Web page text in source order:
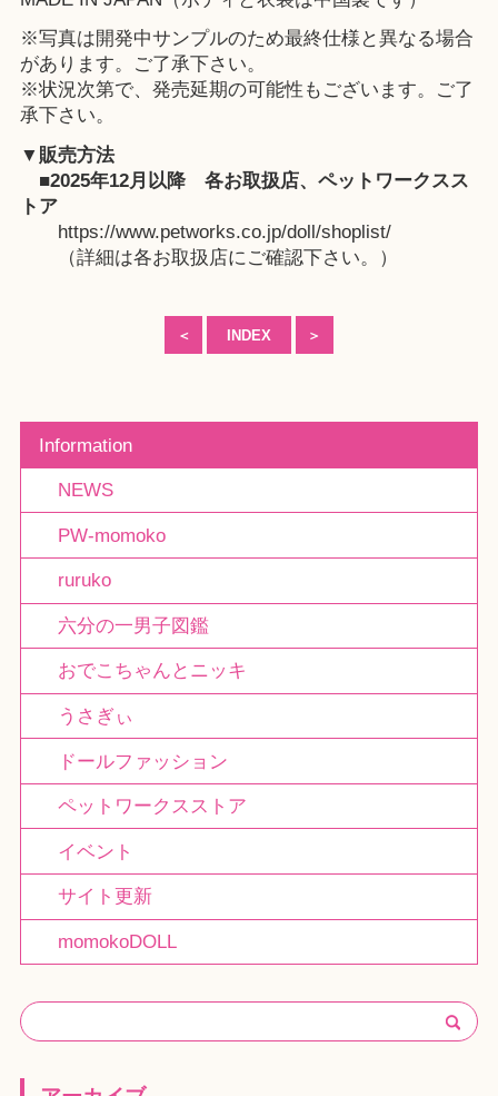
※写真は開発中サンプルのため最終仕様と異なる場合
があります。ご了承下さい。
※状況次第で、発売延期の可能性もございます。ご了
承下さい。
▼販売方法
■2025年12月以降 各お取扱店、 ペットワークスス
トア
https://www.petworks.co.jp/doll/shoplist/
（詳細は各お取扱店にご確認下さい。）
＜ INDEX ＞
Information
NEWS
PW-momoko
ruruko
六分の一男子図鑑
おでこちゃんとニッキ
うさぎぃ
ドールファッション
ペットワークスストア
イベント
サイト更新
momokoDOLL